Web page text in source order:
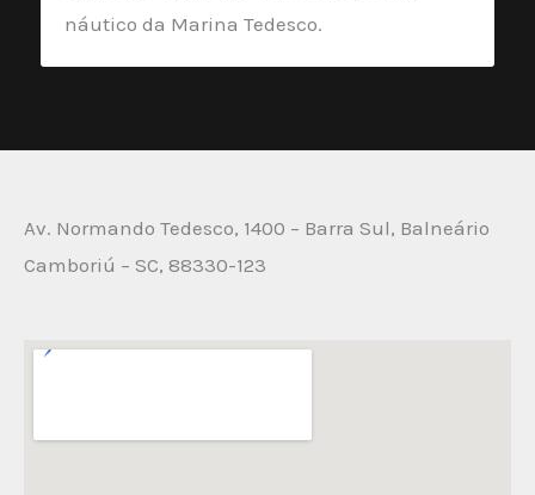
náutico da Marina Tedesco.
Av. Normando Tedesco, 1400 – Barra Sul, Balneário
Camboriú – SC, 88330-123